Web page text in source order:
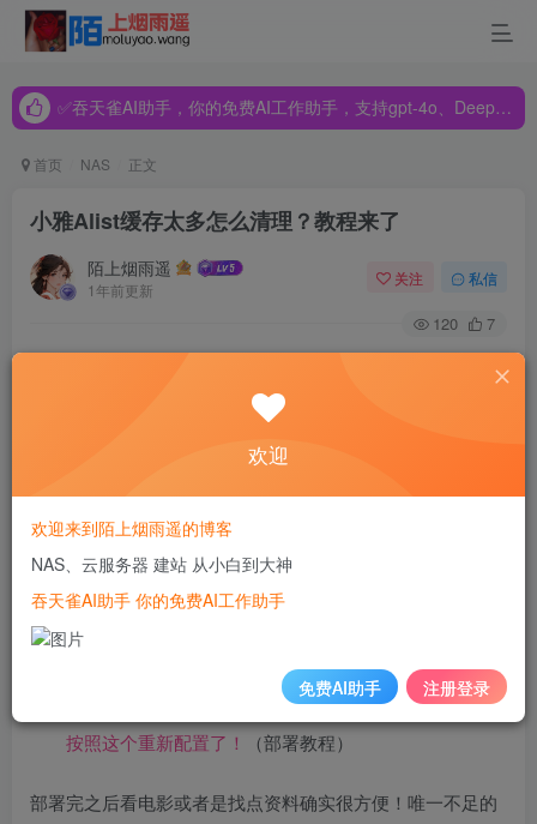
✅吞天雀AI助手，你的免费AI工作助手，支持gpt-4o、DeepSeek、Claude🔥🔥🔥🔥
✅吞天雀AI助手，你的免费AI工作助手，支持gpt-4o、DeepSeek、Claude🔥🔥🔥🔥
首页 NAS 正文
小雅Alist缓存太多怎么清理？教程来了
陌上烟雨遥
1年前更新
关注 私信
120 7
正
前段时间讲到在飞牛OS上部署小雅超集AList，后台看到很
多小伙伴都部署了。
飞牛NAS上的小雅根本没有资源？只剩下打赏码？那得
按照这个重新配置了！
（部署教程）
部署完之后看电影或者是找点资料确实很方便！唯一不足的
欢迎
欢迎来到陌上烟雨遥的博客
NAS、云服务器 建站 从小白到大神
吞天雀AI助手 你的免费AI工作助手
免费AI助手 注册登录